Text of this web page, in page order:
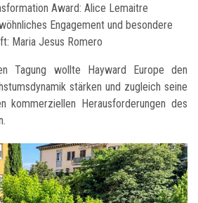
Award: Alice Lemaitre
Engagement und besondere
Maria Jesus Romero
Tagung wollte Hayward Europe den
stärken und zugleich seine
kommerziellen Herausforderungen des